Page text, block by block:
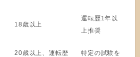
18歳以上
運転歴1年以
上推奨
20歳以上、運転歴
特定の試験を